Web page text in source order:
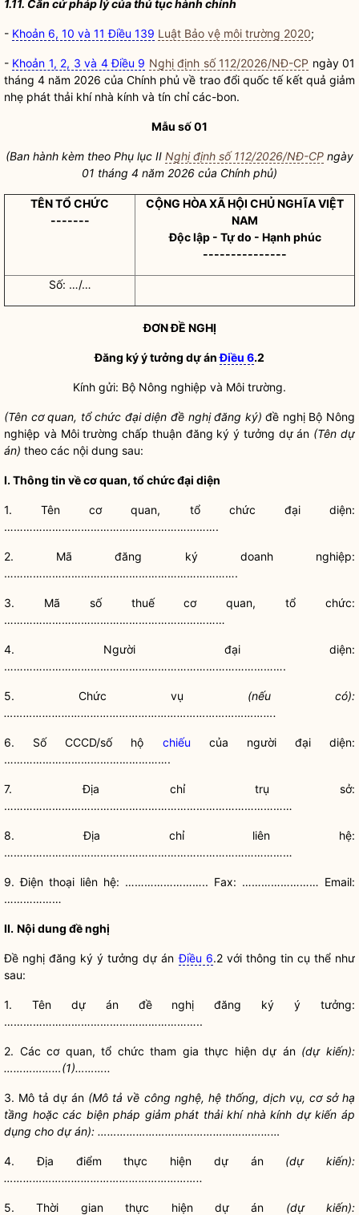
1.11. Căn cứ pháp lýcủathủ tục hành chính
- Khoản 6, 10 và 11 Điều 139 Luật Bảo vệ môi trường 2020;
- Khoản 1, 2, 3 và 4 Điều 9 Nghị định số 112/2026/NĐ-CP ngày 01
tháng 4 năm 2026 của Chính phủ về trao đổi quốc tế kết quả giảm
nhẹ phát thải khí nhà kính và tín chỉ các-bon.
Mẫu số 01
(Ban hành kèm theo Phụ lục II Nghị định số 112/2026/NĐ-CP ngày
01 tháng 4 năm 2026 của Chính phủ)
TÊN TỔ CHỨC
-------
CỘNG HÒA XÃ HỘI CHỦ NGHĨA VIỆT
NAM
Độc lập - Tự do - Hạnh phúc
---------------
Số: …/…
ĐƠN ĐỀ NGHỊ
Đăng ký ý tưởng dự ánĐiều 6.2
Kính gửi: Bộ Nông nghiệp và Môi trường.
(Tên cơ quan, tổ chức đại diện đề nghị đăng ký) đề nghị Bộ Nông
nghiệp và Môi trườngchấp thuậnđăng ký ý tưởng dự án (Tên dự
án) theo các nội dung sau:
I. Thông tin về cơ quan, tổ chức đại diện
1. Tên cơ quan, tổ chức đại diện:
………………………………………………………….
2. Mã đăng ký doanh nghiệp:
……………………………………………………………….
3. Mã số thuế cơ quan, tổ chức:
……………………………………………………………
4. Người đại diện:
…………………………………………………………………………….
5. Chức vụ (nếu có):
………………………………………………………………………….
6. Số CCCD/số hộ chiếu của người đại diện:
…………………………………………….
7.Địa chỉtrụ sở:
………………………………………………………………………………
8.Địa chỉliên hệ:
………………………………………………………………………………
9. Điện thoại liên hệ: …………………….. Fax: …………………… Email:
………………
II. Nội dung đề nghị
Đề nghị đăng ký ý tưởng dự ánĐiều 6.2 với thông tin cụ thể như
sau:
1. Tên dự án đề nghị đăng ký ý tưởng:
……………………………………………………..
2. Các cơ quan, tổ chức tham gia thực hiện dự án (dự kiến):
………………(1)………..
3. Mô tả dự án (Mô tả về công nghệ, hệ thống, dịch vụ, cơ sở hạ
tầng hoặc các biện pháp giảm phát thải khí nhà kính dự kiến áp
dụng cho dự án): …………………………………………………
4. Địa điểm thực hiện dự án (dự kiến):
……………………………………………………..
5. Thời gian thực hiện dự án (dự kiến):